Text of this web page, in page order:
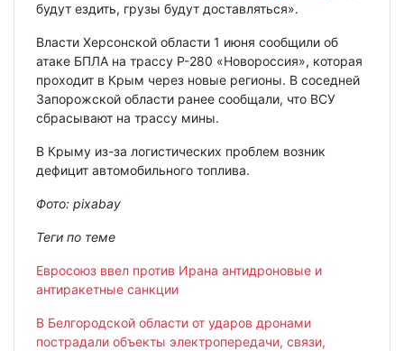
будут ездить, грузы будут доставляться».
Власти Херсонской области 1 июня сообщили об
атаке БПЛА на трассу Р-280 «Новороссия», которая
проходит в Крым через новые регионы. В соседней
Запорожской области ранее сообщали, что ВСУ
сбрасывают на трассу мины.
В Крыму из-за логистических проблем возник
дефицит автомобильного топлива.
Фото: pixabay
Теги по теме
Евросоюз ввел против Ирана антидроновые и
антиракетные санкции
В Белгородской области от ударов дронами
пострадали объекты электропередачи, связи,